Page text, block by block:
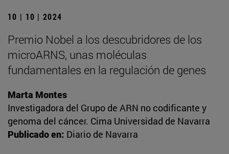
10 | 10 | 2024
Premio Nobel a los descubridores de los
microARNS, unas moléculas
fundamentales en la regulación de genes
Marta Montes
Investigadora del Grupo de ARN no codificante y
genoma del cáncer. Cima Universidad de Navarra
Publicado en: Diario de Navarra